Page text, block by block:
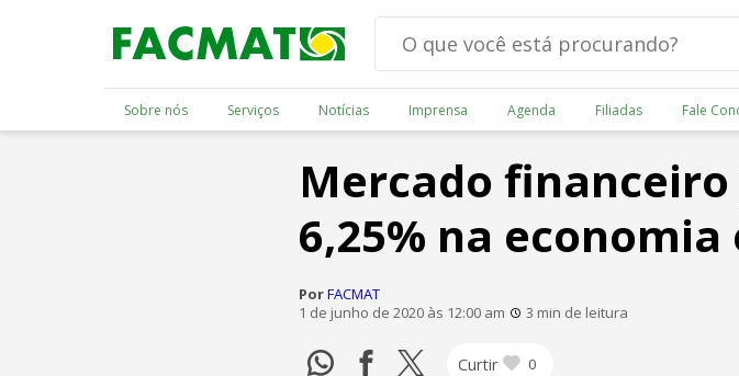
Sobre nós Serviços Notícias Imprensa Agenda Filiadas Fale
Mercado
6,25% na economia
PorFACMAT
1 de junho de 2020 às 12:00 am
3 min de leitura
Curtir 0